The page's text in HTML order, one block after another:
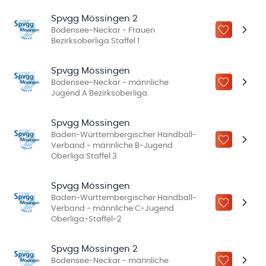
Spvgg Mössingen 2
Bodensee-Neckar - Frauen
Bezirksoberliga Staffel 1
ZU „MEINE
Spvgg Mössingen
Bodensee-Neckar - männliche
Jugend A Bezirksoberliga
ZU „MEINE
Spvgg Mössingen
Baden-Württembergischer Handball-
Verband - männliche B-Jugend
Oberliga Staffel 3
ZU „MEINE
Spvgg Mössingen
Baden-Württembergischer Handball-
Verband - männliche C-Jugend
Oberliga-Staffel-2
ZU „MEINE
Spvgg Mössingen 2
Bodensee-Neckar - männliche ZU „MEINE